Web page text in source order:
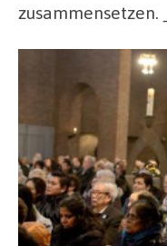
zusammensetzen.